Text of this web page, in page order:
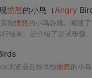
愤怒的小鸟（Angry
现愤怒的小鸟游戏。阐述
结果。还介绍了测试步骤
浏览器在线体验愤怒的小